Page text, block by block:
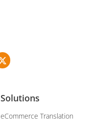
Solutions
eCommerce Translation